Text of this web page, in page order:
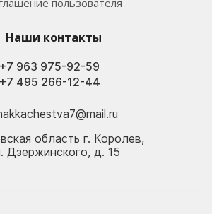
пользователя
Наши контакты
+7 495 266-12-44
+7 963 975-92-59
область г. Королев,
Дзержинского, д. 15